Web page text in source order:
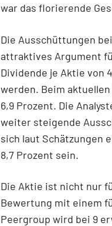
war das florierende
Die Ausschüttungen
attraktives Argument
Dividende je Aktie von
werden. Beim
6,9 Prozent. Die
weiter steigende
sich laut Schätzungen
8,7 Prozent sein.
Die Aktie ist nicht nur
Bewertung mit einem
Peergroup wird bei 9